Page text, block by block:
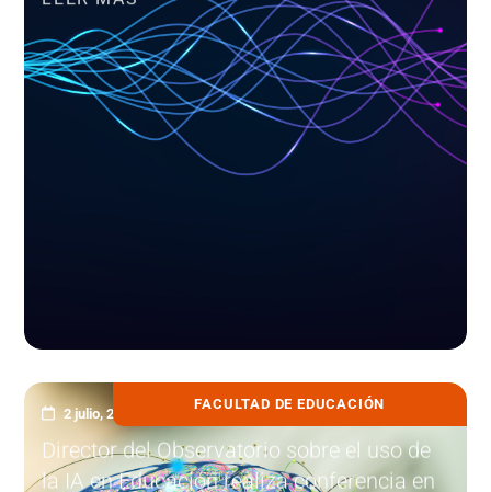
FACULTAD DE EDUCACIÓN
2 julio, 2026
Director del Observatorio sobre el uso de
la IA en Educación realiza conferencia en